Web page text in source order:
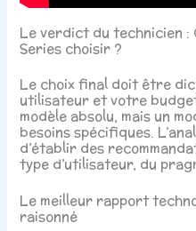
Le verdict du technicien :
Series choisir ?
Le choix final doit être
utilisateur et votre
modèle absolu, mais un
besoins spécifiques.
d’établir des
type d’utilisateur, du
Le meilleur rapport
raisonné